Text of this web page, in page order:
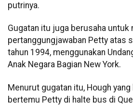
putrinya.
Gugatan itu juga berusaha untuk
pertanggungjawaban Petty atas
tahun 1994, menggunakan
Anak Negara Bagian New York.
Menurut gugatan itu, Hough
bertemu Petty di halte bus di